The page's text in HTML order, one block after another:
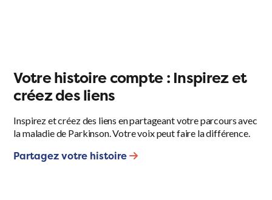
Votre histoire compte : Inspirez et
créez des liens
Inspirez et créez des liens en partageant votre parcours avec
la maladie de Parkinson. Votre voix peut faire la différence.
Partagez votre histoire